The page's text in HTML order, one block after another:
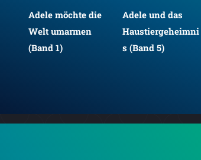
Adele möchte die
Welt umarmen
(Band 1)
Adele und das
Haustiergeheimni
s (Band 5)